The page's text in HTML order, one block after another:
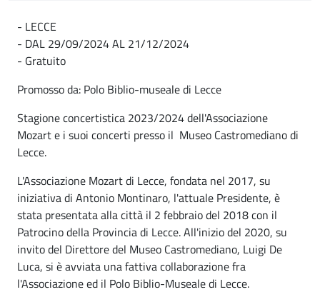
- LECCE
- DAL 29/09/2024 AL 21/12/2024
- Gratuito
Promosso da: Polo Biblio-museale di Lecce
Stagione concertistica 2023/2024 dell'Associazione
Mozart e i suoi concerti presso il Museo Castromediano di
Lecce.
L'Associazione Mozart di Lecce, fondata nel 2017, su
iniziativa di Antonio Montinaro, l'attuale Presidente, è
stata presentata alla città il 2 febbraio del 2018 con il
Patrocino della Provincia di Lecce. All'inizio del 2020, su
invito del Direttore del Museo Castromediano, Luigi De
Luca, si è avviata una fattiva collaborazione fra
l'Associazione ed il Polo Biblio-Museale di Lecce.